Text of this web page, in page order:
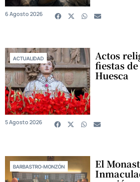
6 Agosto 2026
ACTUALIDAD Actos
fiestas
Huesca
5 Agosto 2026
BARBASTRO-MONZÓN El